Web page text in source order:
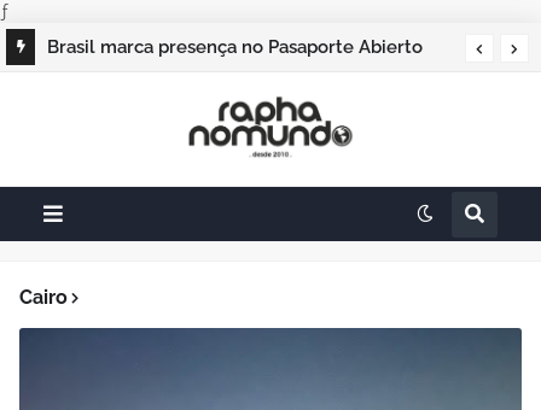
ƒ
Brasil marca presença no Pasaporte Abierto
Cairo